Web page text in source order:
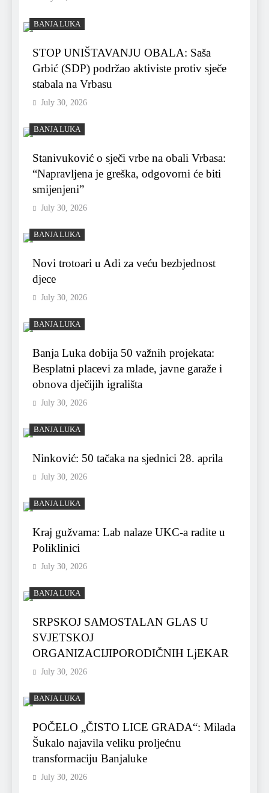
BANJA LUKA
STOP UNIŠTAVANJU OBALA: Saša
Grbić (SDP) podržao aktiviste protiv sječe
stabala na Vrbasu
July 30, 2026
BANJA LUKA
Stanivuković o sječi vrbe na obali Vrbasa:
“Napravljena je greška, odgovorni će biti
smijenjeni”
July 30, 2026
BANJA LUKA
Novi trotoari u Adi za veću bezbjednost
djece
July 30, 2026
BANJA LUKA
Banja Luka dobija 50 važnih projekata:
Besplatni placevi za mlade, javne garaže i
obnova dječijih igrališta
July 30, 2026
BANJA LUKA
Ninković: 50 tačaka na sjednici 28. aprila
July 30, 2026
BANJA LUKA
Kraj gužvama: Lab nalaze UKC-a radite u
Poliklinici
July 30, 2026
BANJA LUKA
SRPSKOJ SAMOSTALAN GLAS U
SVJETSKOJ
ORGANIZACIJIPORODIČNIH LjEKAR
July 30, 2026
BANJA LUKA
POČELO „ČISTO LICE GRADA“: Milada
Šukalo najavila veliku proljećnu
transformaciju Banjaluke
July 30, 2026